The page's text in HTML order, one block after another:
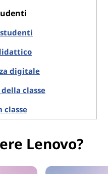
digitale
classe
classe
Lenovo?